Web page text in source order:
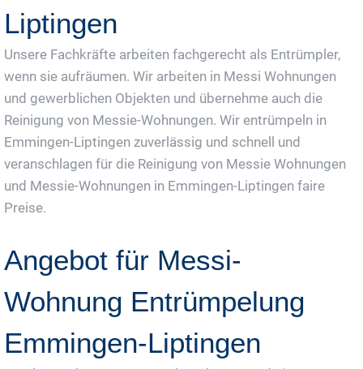
Liptingen
Unsere Fachkräfte arbeiten fachgerecht als Entrümpler,
wenn sie aufräumen. Wir arbeiten in Messi Wohnungen
und gewerblichen Objekten und übernehme auch die
Reinigung von Messie-Wohnungen. Wir entrümpeln in
Emmingen-Liptingen zuverlässig und schnell und
veranschlagen für die Reinigung von Messie Wohnungen
und Messie-Wohnungen in Emmingen-Liptingen faire
Preise.
Angebot für Messi-
Wohnung Entrümpelung
Emmingen-Liptingen